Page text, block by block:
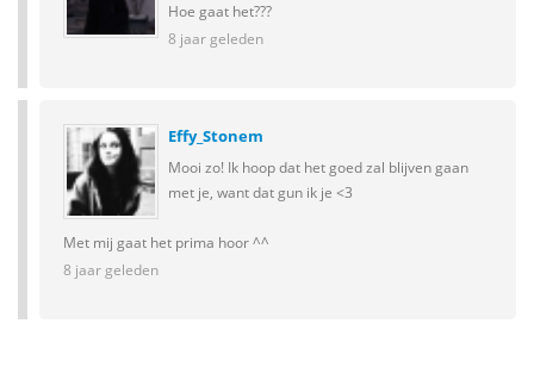
Hoe gaat het???
8 jaar geleden
Effy_Stonem
Mooi zo! Ik hoop dat het goed zal blijven gaan
met je, want dat gun ik je <3
Met mij gaat het prima hoor ^^
8 jaar geleden